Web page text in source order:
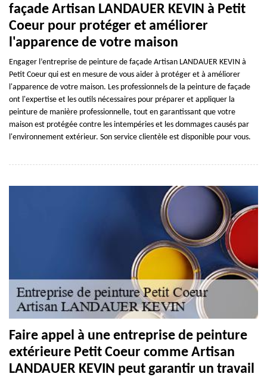
façade Artisan LANDAUER KEVIN à Petit
Coeur pour protéger et améliorer
l'apparence de votre maison
Engager l’entreprise de peinture de façade Artisan LANDAUER KEVIN à
Petit Coeur qui est en mesure de vous aider à protéger et à améliorer
l'apparence de votre maison. Les professionnels de la peinture de façade
ont l'expertise et les outils nécessaires pour préparer et appliquer la
peinture de manière professionnelle, tout en garantissant que votre
maison est protégée contre les intempéries et les dommages causés par
l'environnement extérieur. Son service clientèle est disponible pour vous.
Faire appel à une entreprise de peinture
extérieure Petit Coeur comme Artisan
LANDAUER KEVIN peut garantir un travail